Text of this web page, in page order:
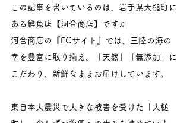
この記事を書いているのは、岩手県大槌町に
ある鮮魚店【河合商店】です♫
河合商店の『ECサイト』では、三陸の海の
幸を豊富に取り揃え、「天然」「無添加」に
こだわり、新鮮なままお届けしています。
東日本大震災で大きな被害を受けた「大槌